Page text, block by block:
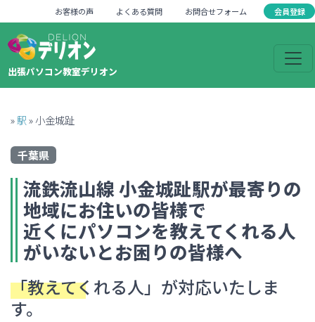
お客様の声 よくある質問 お問合せフォーム 会員登録
出張パソコン教室デリオン
»駅»小金城趾
千葉県
流鉄流山線小金城趾駅が最寄りの
地域にお住いの皆様で
近くにパソコンを教えてくれる人
がいないとお困りの皆様へ
「教えてくれる人」 が対応いたしま
す。